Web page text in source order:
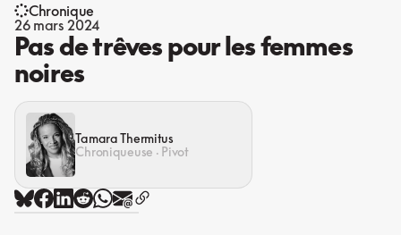
Chronique
26 mars 2024
Pas de trêves pour les femmes
noires
Tamara Thermitus
Chroniqueuse · Pivot